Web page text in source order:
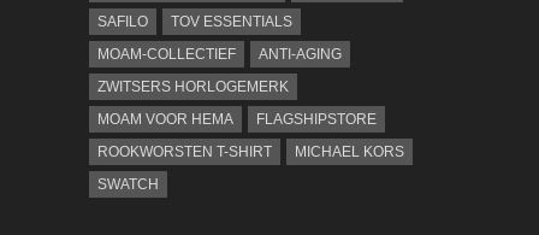
SAFILO
TOV ESSENTIALS
MOAM-COLLECTIEF
ANTI-AGING
ZWITSERS HORLOGEMERK
MOAM VOOR HEMA
FLAGSHIPSTORE
ROOKWORSTEN T-SHIRT
MICHAEL KORS
SWATCH